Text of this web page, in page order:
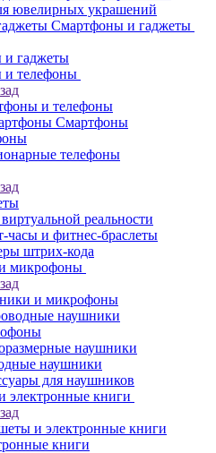
ювелирных украшений
Смартфоны и гаджеты
гаджеты
телефоны
и телефоны
Смартфоны
телефоны
реальности
часы и фитнес-браслеты
штрих-кода
микрофоны
и микрофоны
наушники
наушники
наушники
для наушников
электронные книги
и электронные книги
книги